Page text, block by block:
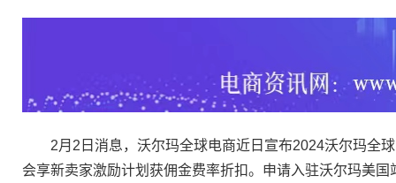
2月2日消息，沃尔玛全球电商近日宣布2024沃尔玛全球
会享新卖家激励计划获佣金费率折扣。申请入驻沃尔玛美